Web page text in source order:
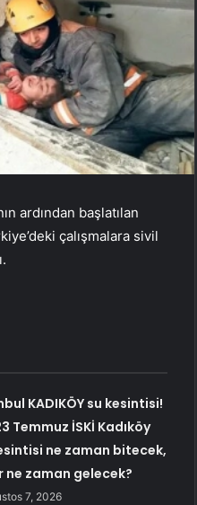
ardından başlatılan
çalışmalara sivil
KADIKÖY su kesintisi!
Temmuz İSKİ Kadıköy
ne zaman bitecek,
ne zaman gelecek?
7, 2026